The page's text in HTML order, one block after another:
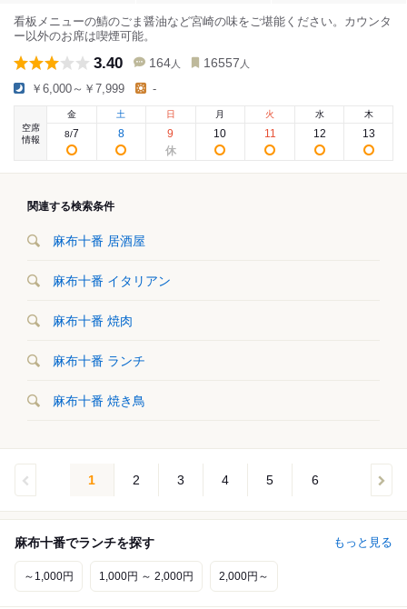
看板メニューの鯖のごま醤油など宮崎の味をご堪能ください。カウンタ
ー以外のお席は喫煙可能。
3.40 164 人 16557 人
￥6,000～￥7,999 -
空席
情報
金
8/7
土
8
日
9
月
10
火
11
水
12
木
13
関連する検索条件
麻布十番 居酒屋
麻布十番 イタリアン
麻布十番 焼肉
麻布十番 ランチ
麻布十番 焼き鳥
1 2 3 4 5 6
麻布十番でランチを探す もっと見る
～1,000円 1,000円 ～ 2,000円 2,000円～